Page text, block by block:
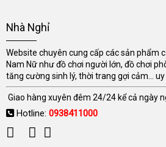
Nhà Nghỉ
Website chuyên cung cấp các sản phẩm
Nam Nữ như đồ chơi người lớn, đồ chơi
tăng cường sinh lý, thời trang gợi cảm...
Giao hàng xuyên đêm 24/24 kể cả ngày
Hotline: 0938411000